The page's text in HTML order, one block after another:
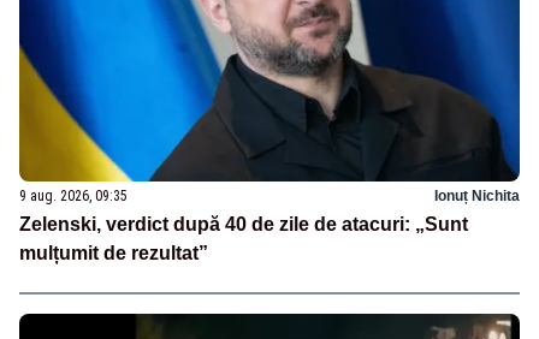
9 aug. 2026, 09:35 Ionuț Nichita
Zelenski, verdict după 40 de zile de atacuri: „Sunt
mulțumit de rezultat”